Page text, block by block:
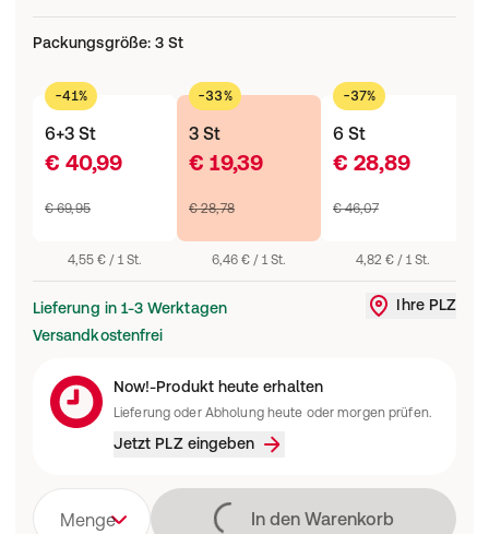
Packungsgröße:3 St
-41%
6+3 St
€ 40,99
€ 69,95
4,55 € / 1 St.
-33%
3 St
€ 19,39
€ 28,78
6,46 € / 1 St.
-37%
6 St
€ 28,89
€ 46,07
4,82 € / 1 St.
Lieferung in 1-3 Werktagen
Versandkostenfrei
Ihre PLZ
Now!-Produkt heute erhalten
Lieferung oder Abholung heute oder morgen prüfen.
Jetzt PLZ eingeben
Menge LädtIn den Warenkorb